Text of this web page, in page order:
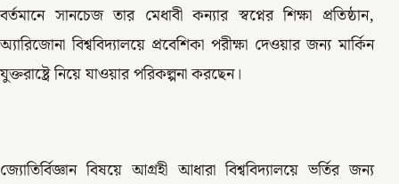
বর্তমানে সানচেজ তার মেধাবী কন্যার স্বপ্নের শিক্ষা প্রতিষ্ঠান,
অ্যারিজোনা বিশ্ববিদ্যালয়ে প্রবেশিকা পরীক্ষা দেওয়ার জন্য মার্কিন
যুক্তরাষ্ট্রে নিয়ে যাওয়ার পরিকল্পনা করছেন।
জ্যোতির্বিজ্ঞান বিষয়ে আগ্রহী আধারা বিশ্ববিদ্যালয়ে ভর্তির জন্য